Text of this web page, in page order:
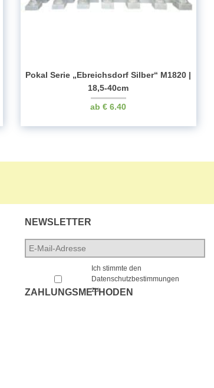
Pokal Serie „Ebreichsdorf Silber“ M1820 |
18,5-40cm
€ 6.40
NEWSLETTER
E-
Mail-
Ich stimmte den
Datenschutzbestimmungen
zu.
ZAHLUNGSMETHODEN